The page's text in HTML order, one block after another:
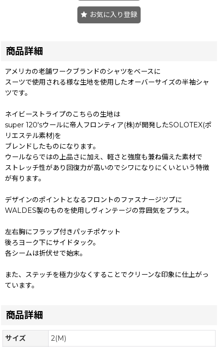
お気に入り登録
商品詳細
アメリカの老舗ワークブランドのシャツをベースに
スーツで使用される様な生地を使用したオーバーサイズの半袖シャ
ツです。
ネイビーストライプのこちらの生地は
super 120'sウールに帝人フロンティア(株)が開発したSOLOTEX(ポ
リエステル素材)を
ブレンドしたものになります。
ウールならではの上品さに加え、軽さと強度も兼ね備えた素材で
ストレッチ性があり回復力が高いのでシワになりにくいという特徴
が有ります。
デザインのポイントとなるフロントのファスナージツプに
WALDES製のものを使用しヴィンテージの雰囲気をプラス。
左右胸にフラップ付きパッチポケット
後ろヨーク下にサイドタック。
各シームは折伏せで始末。
また、ステッチを極力少なくすることでクリーンな印象に仕上がっ
ています。
商品詳細
サイズ
2(M)